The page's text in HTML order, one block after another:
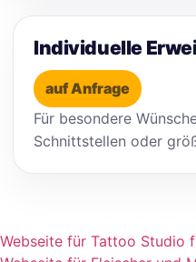
Individuelle
auf Anfrage
Für besondere
Schnittstellen oder
Webseite für Tattoo Studio